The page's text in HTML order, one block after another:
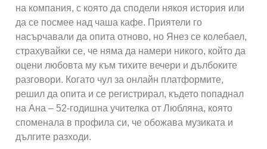
на компания, с която да сподели някоя история или
да се посмее над чаша кафе. Приятели го
насърчавали да опита отново, но Янез се колебаел,
страхувайки се, че няма да намери никого, който да
оцени любовта му към тихите вечери и дълбоките
разговори. Когато чул за онлайн платформите,
решил да опита и се регистрирал, където попаднал
на Ана – 52-годишна учителка от Любляна, която
споменала в профила си, че обожава музиката и
дългите разходи.